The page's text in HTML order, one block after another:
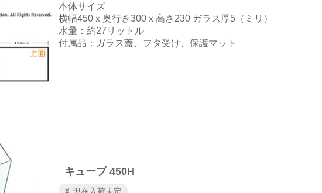
本体サイズ
横幅450ｘ奥行き300ｘ高さ230 ガラス厚5（ミリ）
水量：約27リットル
付属品：ガラス蓋、フタ受け、保護マット
キューブ 450H